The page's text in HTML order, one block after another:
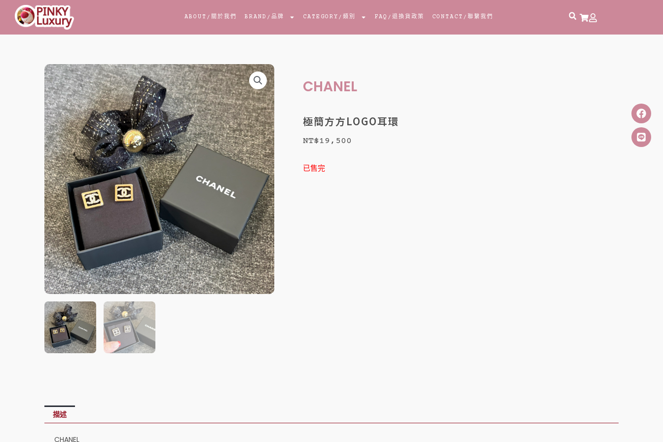
主
ABOUT /關於我們 BRAND /品牌 CATEGORY /類別 FAQ /退換貨政策 CONTACT /聯繫我們
CHANEL
極簡方方LOGO耳環
NT$19,500
已售完
描述
CHANEL